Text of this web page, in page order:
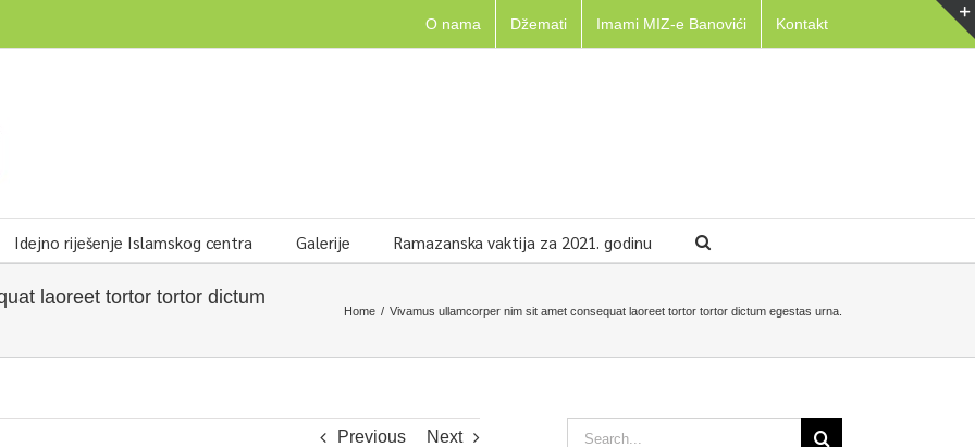
O nama Džemati Imami MIZ-e Banovići Kontakt
Idejno riješenje Islamskog centra Galerije Ramazanska vaktija za 2021. godinu
laoreet tortor tortor dictum
Home / Vivamus ullamcorper nim sit amet consequat laoreet tortor tortor dictum egestas urna.
Previous Next
Search